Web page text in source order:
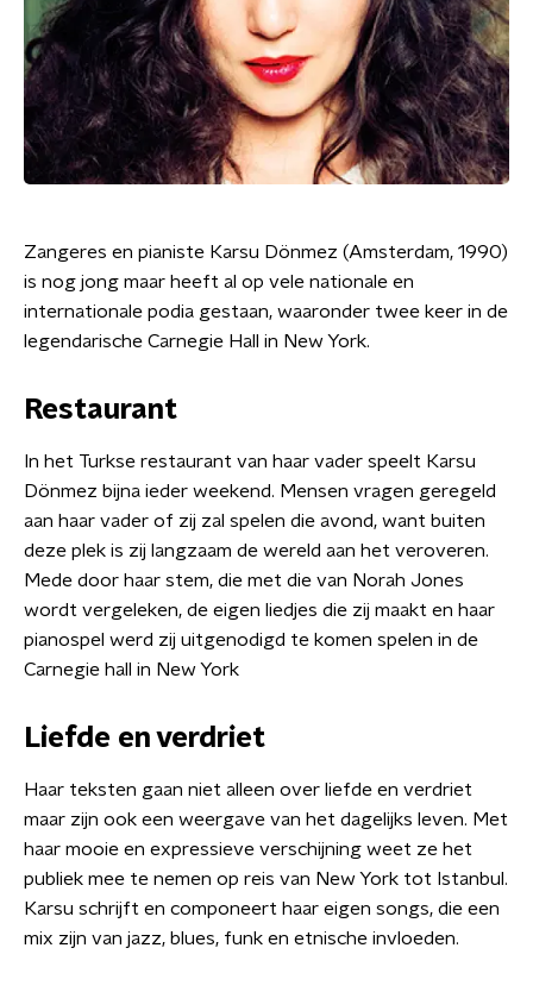
Zangeres en pianiste Karsu Dönmez (Amsterdam, 1990)
is nog jong maar heeft al op vele nationale en
internationale podia gestaan, waaronder twee keer in de
legendarische Carnegie Hall in New York.
Restaurant
In het Turkse restaurant van haar vader speelt Karsu
Dönmez bijna ieder weekend. Mensen vragen geregeld
aan haar vader of zij zal spelen die avond, want buiten
deze plek is zij langzaam de wereld aan het veroveren.
Mede door haar stem, die met die van Norah Jones
wordt vergeleken, de eigen liedjes die zij maakt en haar
pianospel werd zij uitgenodigd te komen spelen in de
Carnegie hall in New York
Liefde en verdriet
Haar teksten gaan niet alleen over liefde en verdriet
maar zijn ook een weergave van het dagelijks leven. Met
haar mooie en expressieve verschijning weet ze het
publiek mee te nemen op reis van New York tot Istanbul.
Karsu schrijft en componeert haar eigen songs, die een
mix zijn van jazz, blues, funk en etnische invloeden.